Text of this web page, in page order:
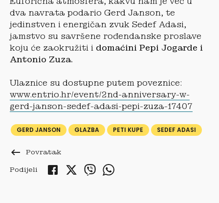
dva navrata podario Gerd Janson, te
jedinstven i energičan zvuk Sedef Adasi,
jamstvo su savršene rođendanske proslave
koju će zaokružiti i domaćini Pepi Jogarde i
Antonio Zuza.
Ulaznice su dostupne putem poveznice:
www.entrio.hr/event/2nd-anniversary-w-
gerd-janson-sedef-adasi-pepi-zuza-17407
GERD JANSON GLAZBA PETI KUPE SEDEF ADASI
keyboard_backspace Povratak
Podijeli